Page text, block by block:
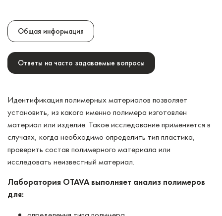
Общая информация
Ответы на часто задаваемые вопросы
Идентификация полимерных материалов позволяет
установить, из какого именно полимера изготовлен
материал или изделие. Такое исследование применяется в
случаях, когда необходимо определить тип пластика,
проверить состав полимерного материала или
исследовать неизвестный материал.
Лаборатория OTAVA выполняет анализ полимеров
для: